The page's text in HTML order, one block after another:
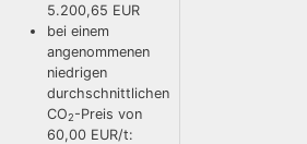
5.200,65 EUR
bei einem
angenommenen
niedrigen
durchschnittlichen
CO2-Preis von
60,00 EUR/t: